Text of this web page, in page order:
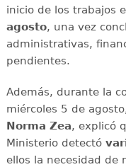
inicio de los trabajos
agosto, una vez
administrativas,
pendientes.
Además, durante la
miércoles 5 de
Norma Zea, explicó
Ministerio detectó
ellos la necesidad de